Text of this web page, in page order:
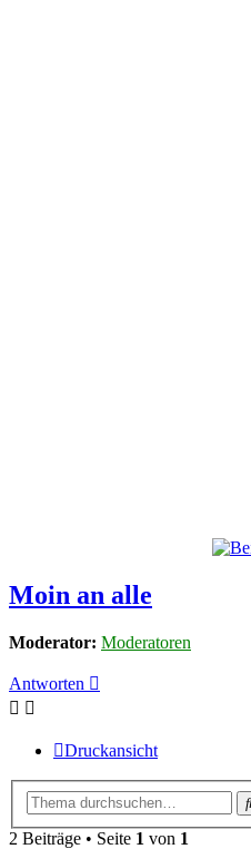
Moin an alle
Moderator: Moderatoren
Antworten
Druckansicht
2 Beiträge • Seite 1 von 1